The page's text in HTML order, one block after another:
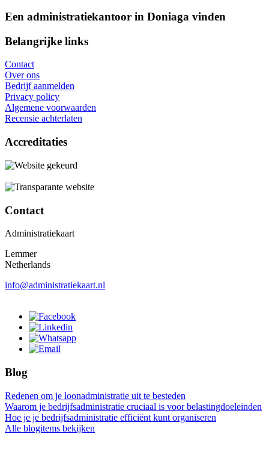
Een administratiekantoor in Doniaga vinden
Belangrijke links
Contact
Over ons
Bedrijf aanmelden
Privacy policy
Algemene voorwaarden
Recensie achterlaten
Accreditaties
Contact
Administratiekaart
Lemmer
Netherlands
info@administratiekaart.nl
Blog
Redenen om je loonadministratie uit te besteden
Waarom je bedrijfsadministratie cruciaal is voor belastingdoeleinden
Hoe je je bedrijfsadministratie efficiënt kunt organiseren
Alle blogitems bekijken